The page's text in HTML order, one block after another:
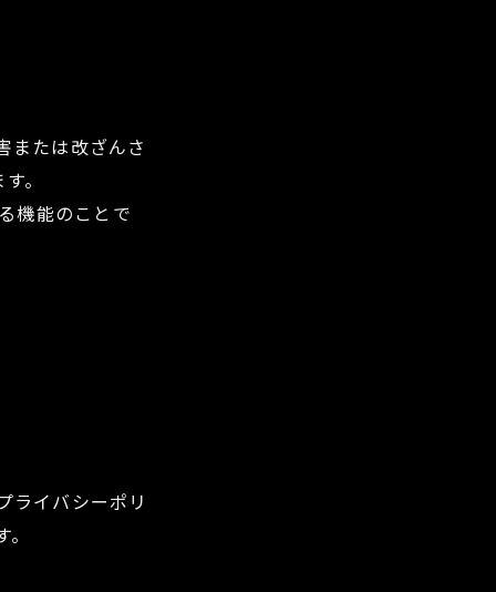
または改ざんさ
。
機能のことで
ライバシーポリ